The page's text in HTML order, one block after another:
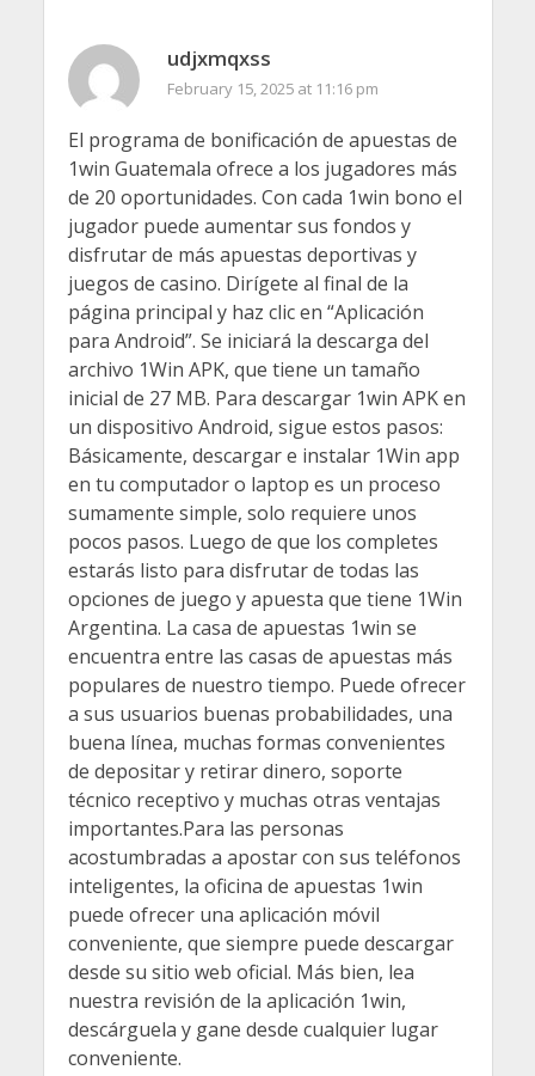
udjxmqxss
February 15, 2025 at 11:16 pm
El programa de bonificación de apuestas de
1win Guatemala ofrece a los jugadores más
de 20 oportunidades. Con cada 1win bono el
jugador puede aumentar sus fondos y
disfrutar de más apuestas deportivas y
juegos de casino. Dirígete al final de la
página principal y haz clic en “Aplicación
para Android”. Se iniciará la descarga del
archivo 1Win APK, que tiene un tamaño
inicial de 27 MB. Para descargar 1win APK en
un dispositivo Android, sigue estos pasos:
Básicamente, descargar e instalar 1Win app
en tu computador o laptop es un proceso
sumamente simple, solo requiere unos
pocos pasos. Luego de que los completes
estarás listo para disfrutar de todas las
opciones de juego y apuesta que tiene 1Win
Argentina. La casa de apuestas 1win se
encuentra entre las casas de apuestas más
populares de nuestro tiempo. Puede ofrecer
a sus usuarios buenas probabilidades, una
buena línea, muchas formas convenientes
de depositar y retirar dinero, soporte
técnico receptivo y muchas otras ventajas
importantes.Para las personas
acostumbradas a apostar con sus teléfonos
inteligentes, la oficina de apuestas 1win
puede ofrecer una aplicación móvil
conveniente, que siempre puede descargar
desde su sitio web oficial. Más bien, lea
nuestra revisión de la aplicación 1win,
descárguela y gane desde cualquier lugar
conveniente.